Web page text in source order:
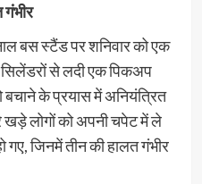
बस स्टैंड पर शनिवार को एक
से लदी एक पिकअप
के प्रयास में अनियंत्रित
लोगों को अपनी चपेट में ले
गए, जिनमें तीन की हालत गंभीर